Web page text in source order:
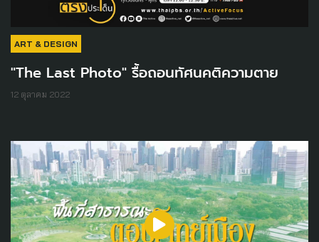
ART & DESIGN
"The Last Photo" รื้อถอนทัศนคติความตาย
12 ตุลาคม 2022